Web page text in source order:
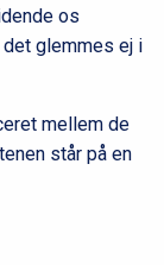
os
glemmes ej i
mellem de
står på en